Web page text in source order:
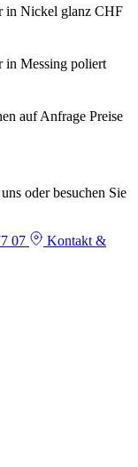
in Nickel glanz CHF
Messing poliert
auf Anfrage Preise
oder besuchen Sie
07
Kontakt &